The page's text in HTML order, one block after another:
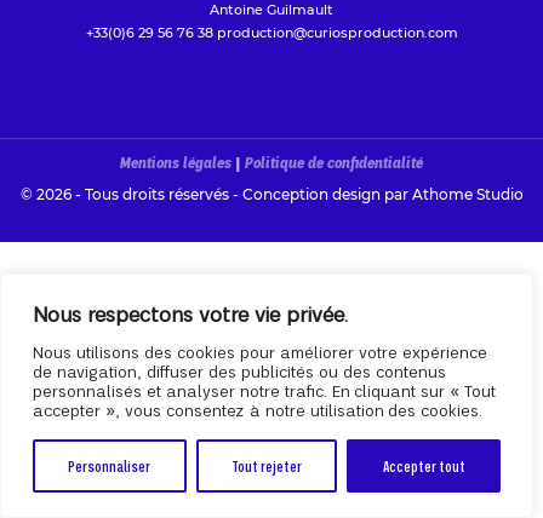
Nous respectons votre vie privée.
Nous utilisons des cookies pour améliorer votre expérience
de navigation, diffuser des publicités ou des contenus
personnalisés et analyser notre trafic. En cliquant sur « Tout
accepter », vous consentez à notre utilisation des cookies.
Personnaliser Tout rejeter Accepter tout
Antoine Guilmault
+33(0)6 29 56 76 38 production@curiosproduction.com
Mentions légales | Politique de confidentialité
© 2026 - Tous droits réservés - Conception design par Athome Studio